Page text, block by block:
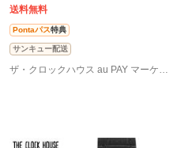
間計
送料無料
Pontaパス特典
サンキュー配送